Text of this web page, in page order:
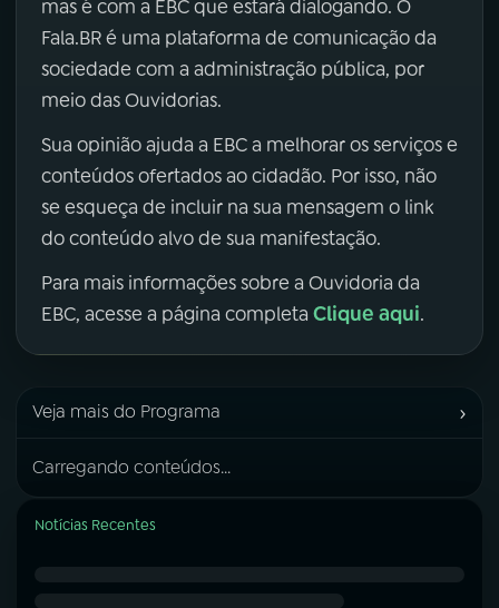
mas é com a EBC que estará dialogando. O
Fala.BR é uma plataforma de comunicação da
sociedade com a administração pública, por
meio das Ouvidorias.
Sua opinião ajuda a EBC a melhorar os serviços e
conteúdos ofertados ao cidadão. Por isso, não
se esqueça de incluir na sua mensagem o link
do conteúdo alvo de sua manifestação.
Para mais informações sobre a Ouvidoria da
EBC, acesse a página completa Clique aqui.
Veja mais do Programa ›
Carregando conteúdos...
Notícias Recentes